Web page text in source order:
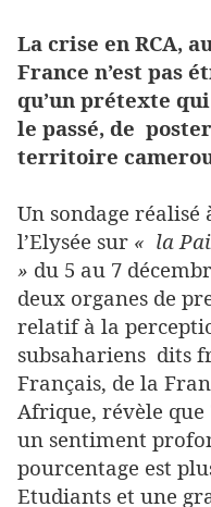
La crise en RCA,
France n’est pas
qu’un prétexte
le passé, de
territoire
Un sondage
l’Elysée sur « la
» du 5 au 7
deux organes de
relatif à la
subsahariens dits
Français, de la
Afrique, révèle que
un sentiment
pourcentage est
Etudiants et une